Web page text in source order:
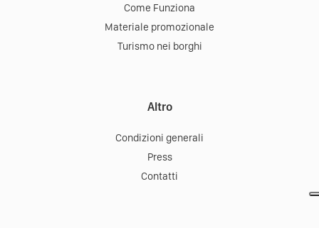
Come Funziona
Materiale promozionale
Turismo nei borghi
Altro
Condizioni generali
Press
Contatti